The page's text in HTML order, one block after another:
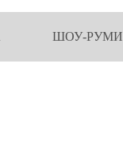
ШОУ-РУМИ